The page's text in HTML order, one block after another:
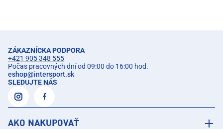
ZÁKAZNÍCKA PODPORA
+421 905 348 555
Počas pracovných dní od 09:00 do 16:00 hod.
eshop@intersport.sk
SLEDUJTE NÁS
AKO NAKUPOVAŤ